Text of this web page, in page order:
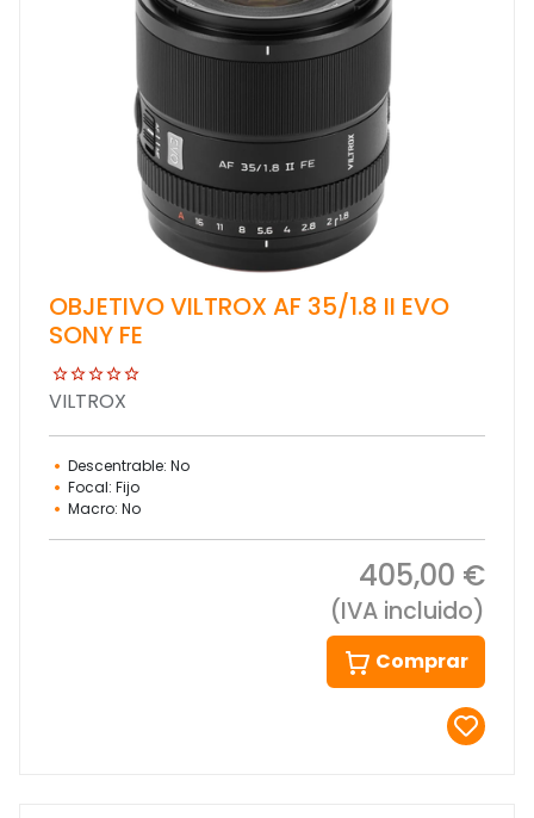
OBJETIVO VILTROX AF 35/1.8 II EVO
SONY FE
VILTROX
Descentrable: No
Focal: Fijo
Macro: No
405,00 €
(IVA incluido)
Comprar